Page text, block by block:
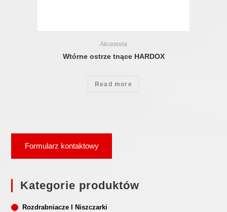
Akcesoria
Wtórne ostrze tnące HARDOX
Read more
Formularz kontaktowy
Kategorie produktów
Rozdrabniacze I Niszczarki